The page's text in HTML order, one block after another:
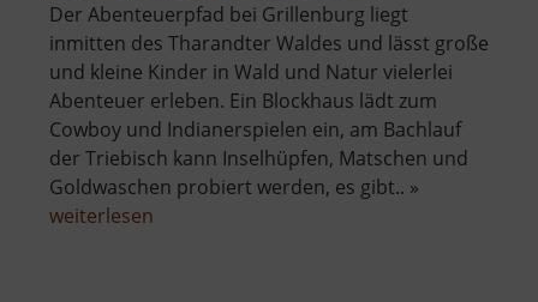
Der Abenteuerpfad bei Grillenburg liegt
inmitten des Tharandter Waldes und lässt große
und kleine Kinder in Wald und Natur vielerlei
Abenteuer erleben. Ein Blockhaus lädt zum
Cowboy und Indianerspielen ein, am Bachlauf
der Triebisch kann Inselhüpfen, Matschen und
Goldwaschen probiert werden, es gibt.. »
weiterlesen